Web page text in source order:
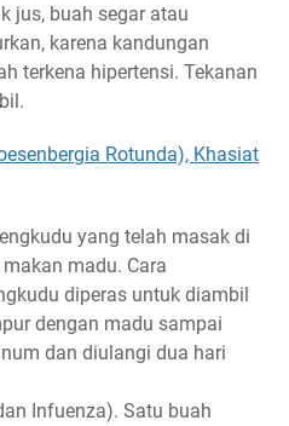
jus, buah segar atau
karena kandungan
terkena hipertensi. Tekanan
Rotunda), Khasiat
yang telah masak di
madu. Cara
diperas untuk diambil
dengan madu sampai
dan diulangi dua hari
Infuenza). Satu buah